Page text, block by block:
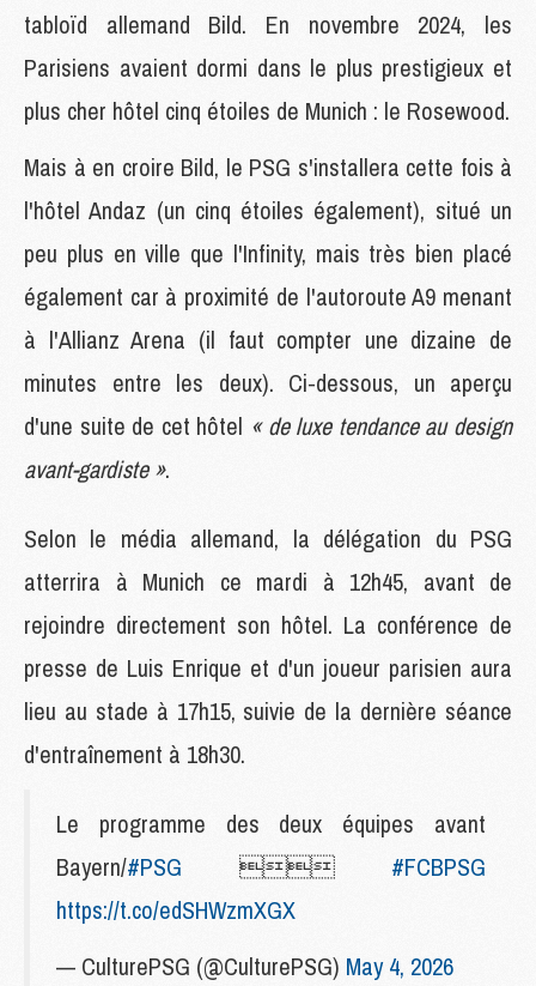
tabloïd allemand Bild. En novembre 2024, les
Parisiens avaient dormi dans le plus prestigieux et
plus cher hôtel cinq étoiles de Munich : le Rosewood.
Mais à en croire Bild, le PSG s'installera cette fois à
l'hôtel Andaz (un cinq étoiles également), situé un
peu plus en ville que l'Infinity, mais très bien placé
également car à proximité de l'autoroute A9 menant
à l'Allianz Arena (il faut compter une dizaine de
minutes entre les deux). Ci-dessous, un aperçu
d'une suite de cet hôtel « de luxe tendance au design
avant-gardiste ».
Selon le média allemand, la délégation du PSG
atterrira à Munich ce mardi à 12h45, avant de
rejoindre directement son hôtel. La conférence de
presse de Luis Enrique et d'un joueur parisien aura
lieu au stade à 17h15, suivie de la dernière séance
d'entraînement à 18h30.
Le programme des deux équipes avant
Bayern/#PSG  #FCBPSG
https://t.co/edSHWzmXGX
— CulturePSG (@CulturePSG) May 4, 2026